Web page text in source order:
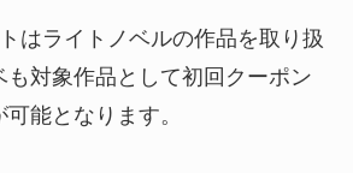
はライトノベルの作品を取り扱
も対象作品として初回クーポン
能となります。